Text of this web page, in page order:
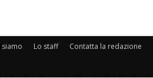
siamo Lo staff Contatta la redazione